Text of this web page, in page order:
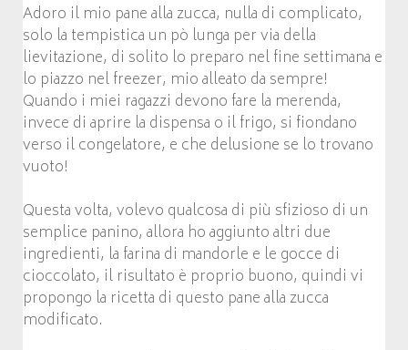
Adoro il mio pane alla zucca, nulla di complicato,
solo la tempistica un pò lunga per via della
lievitazione, di solito lo preparo nel fine settimana e
lo piazzo nel freezer, mio alleato da sempre!
Quando i miei ragazzi devono fare la merenda,
invece di aprire la dispensa o il frigo, si fiondano
verso il congelatore, e che delusione se lo trovano
vuoto!
Questa volta, volevo qualcosa di più sfizioso di un
semplice panino, allora ho aggiunto altri due
ingredienti, la farina di mandorle e le gocce di
cioccolato, il risultato è proprio buono, quindi vi
propongo la ricetta di questo pane alla zucca
modificato.